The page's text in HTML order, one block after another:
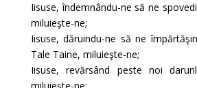
Iisuse, îndemnându-ne să ne
miluieşte-ne;
Iisuse, dăruindu-ne să ne
Tale Taine, miluieşte-ne;
Iisuse, revărsând peste noi